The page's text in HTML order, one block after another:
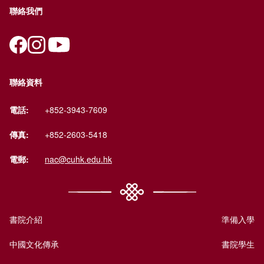
聯絡我們
聯絡資料
電話: +852-3943-7609
傳真: +852-2603-5418
電郵: nac@cuhk.edu.hk
書院介紹
中國文化傳承
準備入學
書院學生